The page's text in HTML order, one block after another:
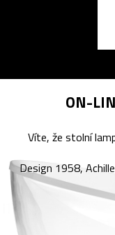
ON-
Víte, že stolní
Design 1958,